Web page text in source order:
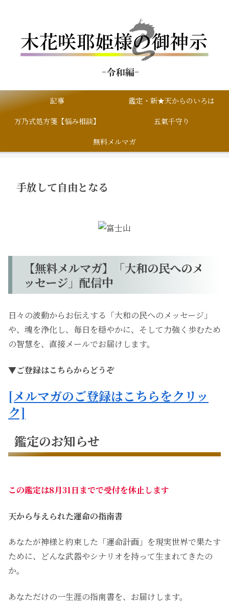
記事
鑑定・新★天からのいろは
万乃式処方箋【悩み相談】
五氣千守り
無料メルマガ
手放して自由となる
【無料メルマガ】「大和の民へのメ
ッセージ」配信中
日々の波動からお伝えする「大和の民へのメッセージ」
や、魂を浄化し、毎日を穏やかに、そして力強く歩むため
の智慧を、直接メールでお届けします。
▼ご登録はこちらからどうぞ
[メルマガのご登録はこちらをクリッ
ク]
鑑定のお知らせ
この鑑定は8月31日までで受付を休止します
天から与えられた運命の指南書
あなたが神様と約束した「運命計画」を現実世界で果たす
ために、どんな武器やシナリオを持って生まれてきたの
か。
あなただけの一生涯の指南書を、お届けします。